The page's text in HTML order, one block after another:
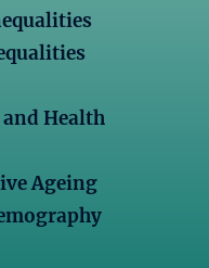
Health
Ageing